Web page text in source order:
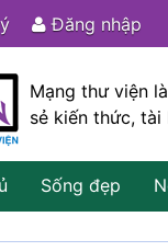
Đăng nhập
Mạng thư viện
sẻ kiến thức, tài
Sống đẹp